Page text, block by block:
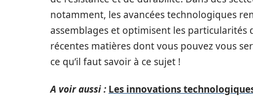
notamment, les avancées technologiques
assemblages et optimisent les particularités
récentes matières dont vous pouvez vous
ce qu’il faut savoir à ce sujet !
A voir aussi : Les innovations